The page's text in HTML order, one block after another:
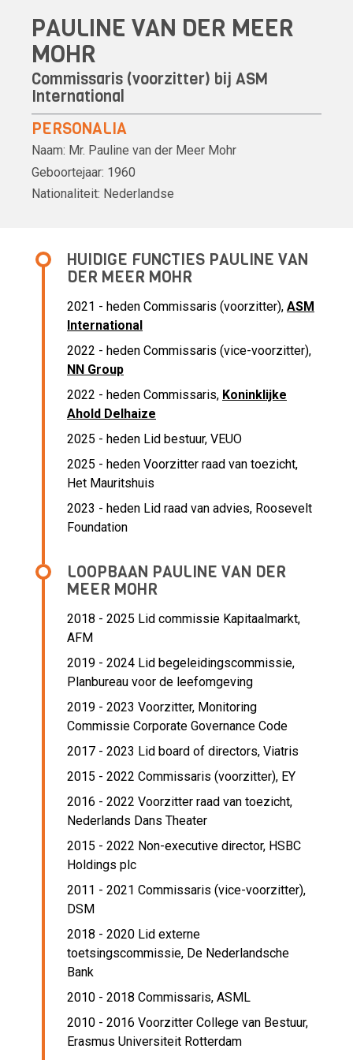
PAULINE VAN DER MEER
MOHR
Commissaris (voorzitter) bij ASM
International
PERSONALIA
Naam: Mr. Pauline van der Meer Mohr
Geboortejaar: 1960
Nationaliteit: Nederlandse
HUIDIGE FUNCTIES PAULINE VAN
DER MEER MOHR
2021 - heden Commissaris (voorzitter), ASM
International
2022 - heden Commissaris (vice-voorzitter),
NN Group
2022 - heden Commissaris, Koninklijke
Ahold Delhaize
2025 - heden Lid bestuur, VEUO
2025 - heden Voorzitter raad van toezicht,
Het Mauritshuis
2023 - heden Lid raad van advies, Roosevelt
Foundation
LOOPBAAN PAULINE VAN DER
MEER MOHR
2018 - 2025 Lid commissie Kapitaalmarkt,
AFM
2019 - 2024 Lid begeleidingscommissie,
Planbureau voor de leefomgeving
2019 - 2023 Voorzitter, Monitoring
Commissie Corporate Governance Code
2017 - 2023 Lid board of directors, Viatris
2015 - 2022 Commissaris (voorzitter), EY
2016 - 2022 Voorzitter raad van toezicht,
Nederlands Dans Theater
2015 - 2022 Non-executive director, HSBC
Holdings plc
2011 - 2021 Commissaris (vice-voorzitter),
DSM
2018 - 2020 Lid externe
toetsingscommissie, De Nederlandsche
Bank
2010 - 2018 Commissaris, ASML
2010 - 2016 Voorzitter College van Bestuur,
Erasmus Universiteit Rotterdam